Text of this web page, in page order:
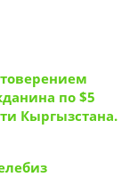
по $5
Кыргызстана.